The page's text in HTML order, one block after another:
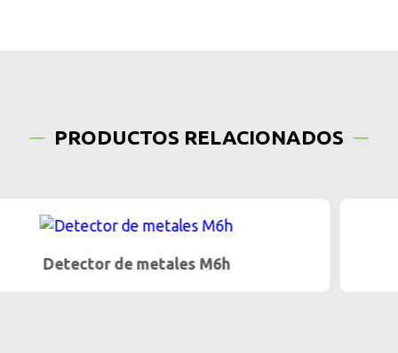
PRODUCTOS RELACIONADOS
Detector de metales M6